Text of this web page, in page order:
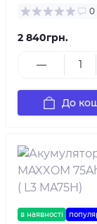
0
2 840грн.
До
в наявності